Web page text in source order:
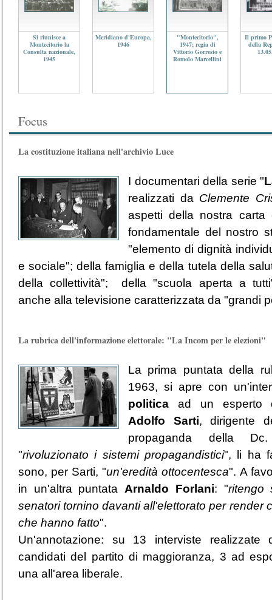
Si riunisce a
Montecitorio la
Consulta nazionale,
1945
Meridiano d'Europa,
1946
"Montecitorio",
1947; regia di
Vittorio Gorresio e
Romolo Marcellini
Il primo
della
Focus
La costituzione italiana nell'archivio Luce
I documentari della serie "
realizzati da Clemente
aspetti della nostra carta
fondamentale del nostro
"elemento di dignità
e sociale"; della famiglia e della tutela della
della collettività"; della "scuola aperta a
anche alla televisione caratterizzata da "grandi
La rubrica dell'informazione elettorale: "La Incom per le elezioni"
La prima puntata della
1963, si apre con
politica ad un esperto
Adolfo Sarti, dirigente
propaganda della
"rivoluzionato i sistemi propagandistici", li ha
sono, per Sarti, "un'eredità ottocentesca". A
in un'altra puntata
Arnaldo Forlani: "ritengo
senatori tornino davanti all'elettorato per render
che hanno fatto".
Un'annotazione: su 13 interviste
candidati del partito di maggioranza, 3 ad
una all'area liberale.